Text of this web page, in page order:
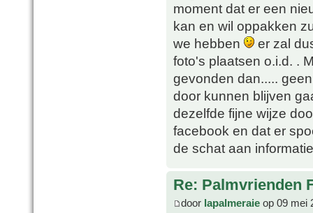
moment dat er een
kan en wil oppakken
we hebben
er zal
foto's plaatsen o.i.d. .
gevonden dan.....
door kunnen blijven
dezelfde fijne wijze
facebook en dat er
de schat aan
Re: Palmvrienden
door lapalmeraie op 09 mei